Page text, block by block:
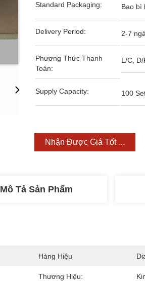
Standard Packaging: Bao bì
Delivery Period: 2-7
Phương Thức Thanh
Toán:
L/C,
Supply Capacity: 100
Nhận Được Giá Tốt Nhất
Mô Tả Sản Phẩm
Hàng Hiệu
Thương Hiệu: